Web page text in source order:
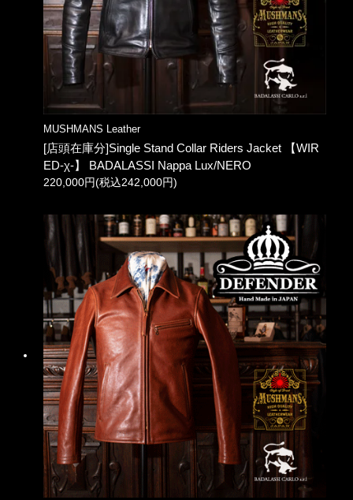
MUSHMANS Leather
[店頭在庫分]Single Stand Collar Riders Jacket 【WIR
ED-χ-】 BADALASSI Nappa Lux/NERO
220,000円(税込242,000円)